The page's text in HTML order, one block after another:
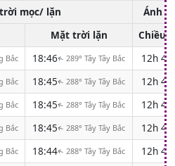
mọc/ lặn
Ánh
Mặt trời lặn
Chiều
Bắc 18:46↑ 289° Tây Tây Bắc
12h
Bắc 18:45↑ 288° Tây Tây Bắc
12h
Bắc 18:45↑ 288° Tây Tây Bắc
12h
Bắc 18:45↑ 288° Tây Tây Bắc
12h
Bắc 18:44↑ 288° Tây Tây Bắc
12h